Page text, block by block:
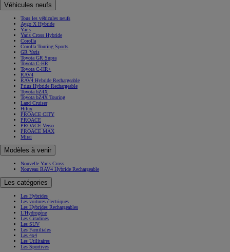
Véhicules neufs
Tous les véhicules neufs
Aygo X Hybride
Yaris
Yaris Cross Hybride
Corolla
Corolla Touring Sports
GR Yaris
Toyota GR Supra
Toyota C-HR
Toyota C-HR+
RAV4
RAV4 Hybride Rechargeable
Prius Hybride Rechargeable
Toyota bZ4X
Toyota bZ4X Touring
Land Cruiser
Hilux
PROACE CITY
PROACE
PROACE Verso
PROACE MAX
Mirai
Modèles à venir
Nouvelle Yaris Cross
Nouveau RAV4 Hybride Rechargeable
Les catégories
Les Hybrides
Les voitures électriques
Les Hybrides Rechargeables
L'Hydrogène
Les Citadines
Les SUV
Les Familiales
Les 4x4
Les Utilitaires
Les Sportives